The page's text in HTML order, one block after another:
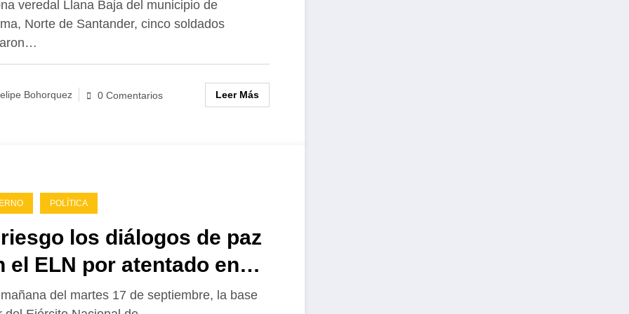
veredal Llana Baja del municipio de
Norte de Santander, cinco soldados
Bohorquez 0 Comentarios Leer Más
POLÍTICA
los diálogos de paz
el ELN por atentado en
del martes 17 de septiembre, la base